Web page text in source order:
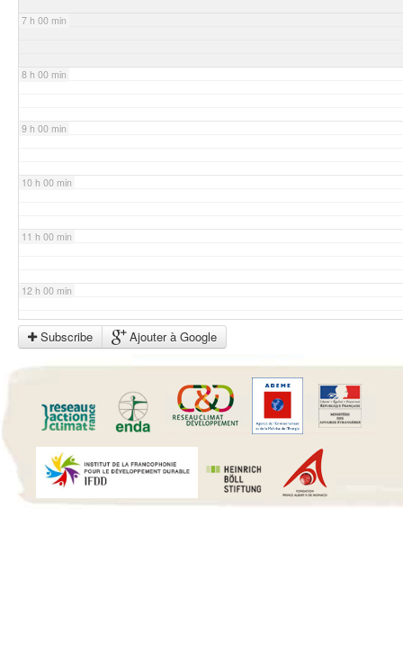
7 h 00 min
8 h 00 min
9 h 00 min
10 h 00 min
11 h 00 min
12 h 00 min
13 h 00 min
15 h 00 min
16 h 00 min
Subscribe Ajouter à Google